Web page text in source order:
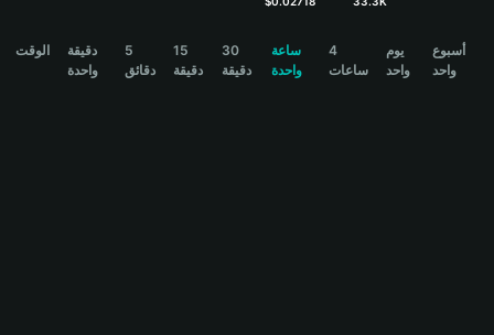
বাংলাالوقت
دقيقة
واحدة
5
دقائق
15
دقيقة
30
دقيقة
ساعة
واحدة
4
ساعات
يوم
واحد
أسبوع
واحد